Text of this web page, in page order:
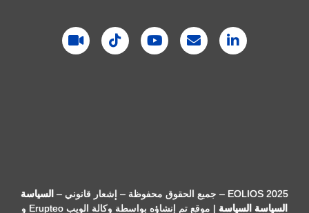
EOLIOS 2025 – جميع الحقوق محفوظة – إشعار قانوني –
السياسة
السياسة السياسة | موقع تم إنشاؤه بواسطة وكالة الويب Erupteo و